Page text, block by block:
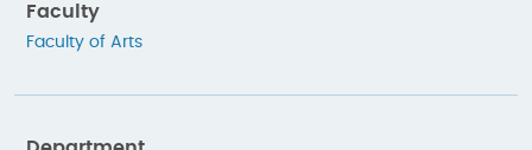
Faculty
Faculty of Arts